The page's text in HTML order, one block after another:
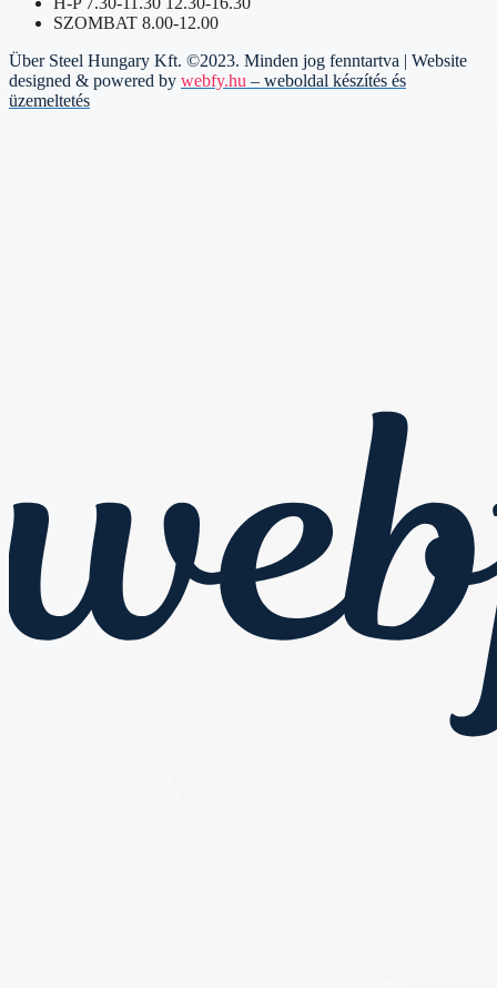
SZOMBAT 8.00-12.00
Über Steel Hungary Kft. ©2023. Minden jog fenntartva | Website
designed & powered by webfy.hu – weboldal készítés és
üzemeltetés